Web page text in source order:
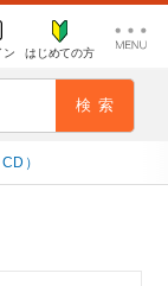
ン はじめての方
）